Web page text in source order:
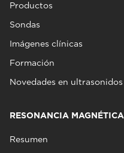
Productos
Sondas
Imágenes clínicas
Formación
Novedades en ultrasonidos
RESONANCIA MAGNÉTICA
Resumen